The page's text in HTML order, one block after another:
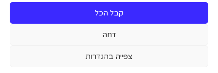
קבל הכל
דחה
צפייה בהגדרות